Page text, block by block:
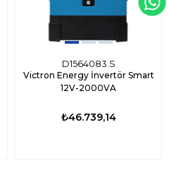
D1564083.S
Victron Energy İnvertör Smart
12V-2000VA
₺46.739,14